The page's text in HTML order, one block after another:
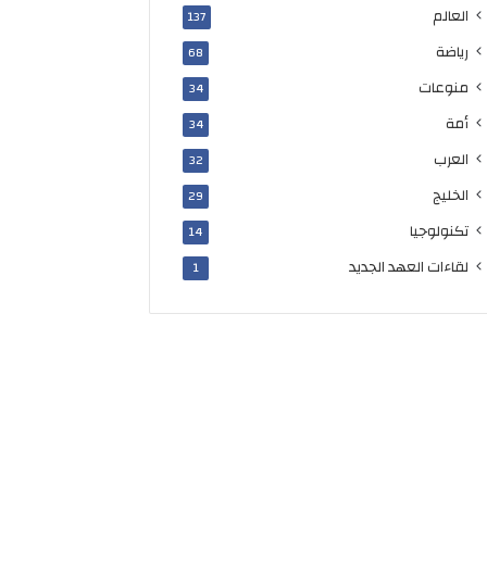
العالم 137
رياضة 68
منوعات 34
أمة 34
العرب 32
الخليج 29
تكنولوجيا 14
لقاءات العهد الجديد 1